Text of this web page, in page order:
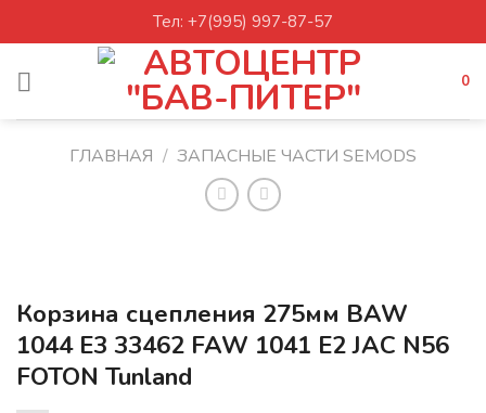
to
Тел: +7(995) 997-87-57
0
ГЛАВНАЯ / ЗАПАСНЫЕ ЧАСТИ SEMODS
Корзина сцепления 275мм BAW
1044 Е3 33462 FAW 1041 Е2 JAC N56
FOTON Tunland